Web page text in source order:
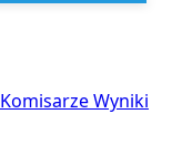
KomisarzeWyniki